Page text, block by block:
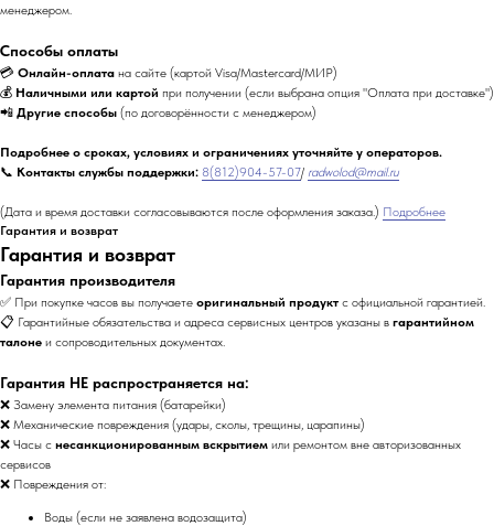
менеджером.
Способы оплаты
💳 Онлайн-оплата на сайте (картой Visa/Mastercard/МИР)
💰 Наличными или картой при получении (если выбрана опция "Оплата при доставке")
📲 Другие способы (по договорённости с менеджером)
Подробнее о сроках, условиях и ограничениях уточняйте у операторов.
📞 Контакты службы поддержки: 8(812)904-57-07/ radwolod@mail.ru
(Дата и время доставки согласовываются после оформления заказа.) Подробнее
Гарантия и возврат
Гарантия и возврат
Гарантия производителя
✅ При покупке часов вы получаете оригинальный продукт с официальной гарантией.
📋 Гарантийные обязательства и адреса сервисных центров указаны в гарантийном
талоне и сопроводительных документах.
Гарантия НЕ распространяется на:
❌ Замену элемента питания (батарейки)
❌ Механические повреждения (удары, сколы, трещины, царапины)
❌ Часы с несанкционированным вскрытием или ремонтом вне авторизованных
сервисов
❌ Повреждения от:
Воды (если не заявлена водозащита)